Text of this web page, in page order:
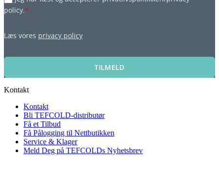
policy.*
Læs vores privacy policy
TILMELD
Kontakt
Kontakt
Bli TEFCOLD-distributør
Få et Tilbud
Få Pålogging til Nettbutikken
Service & Klager
Meld Deg på TEFCOLDs Nyhetsbrev